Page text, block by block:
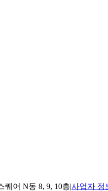
퀘어 N동 8, 9, 10층|사업자 정